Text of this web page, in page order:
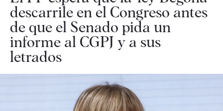
descarrile en el Congreso antes
de que el Senado pida un
informe al CGPJ y a sus
letrados